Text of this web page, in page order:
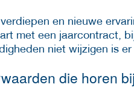
en nieuwe
met een jaarcontract,
niet wijzigen is
die horen